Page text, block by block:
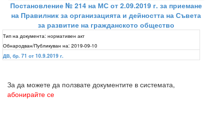
Постановление № 214 на МС от 2.09.2019 г. за приемане
на Правилник за организацията и дейността на Съвета
за развитие на гражданското общество
Тип на документа: нормативен акт
Обнародван/Публикуван на: 2019-09-10
ДВ, бр. 71 от 10.9.2019 г.
За да можете да ползвате документите в системата,
абонирайте се